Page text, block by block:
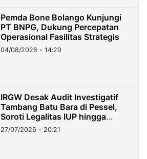
Pemda Bone Bolango Kunjungi
PT BNPG, Dukung Percepatan
Operasional Fasilitas Strategis
04/08/2026 - 14:20
IRGW Desak Audit Investigatif
Tambang Batu Bara di Pessel,
Soroti Legalitas IUP hingga
Stockpile
27/07/2026 - 20:21